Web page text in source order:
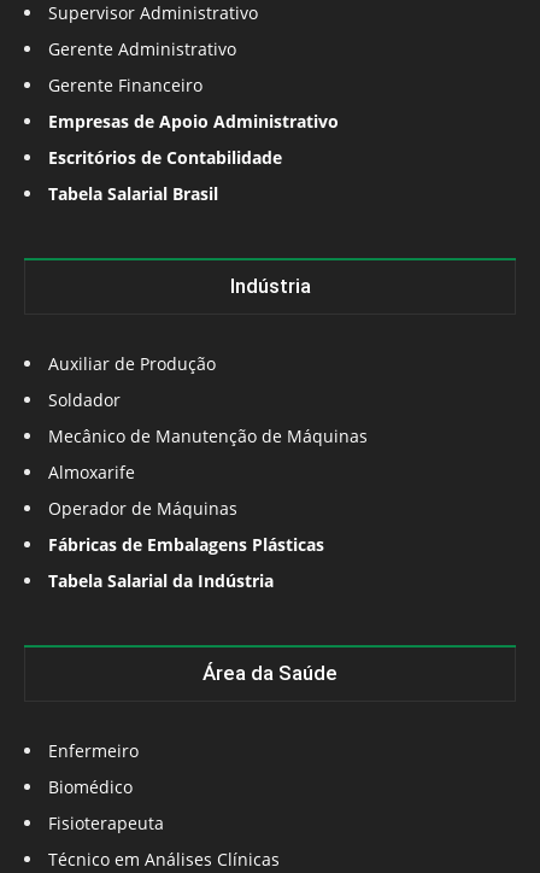
Supervisor Administrativo
Gerente Administrativo
Gerente Financeiro
Empresas de Apoio Administrativo
Escritórios de Contabilidade
Tabela Salarial Brasil
Indústria
Auxiliar de Produção
Soldador
Mecânico de Manutenção de Máquinas
Almoxarife
Operador de Máquinas
Fábricas de Embalagens Plásticas
Tabela Salarial da Indústria
Área da Saúde
Enfermeiro
Biomédico
Fisioterapeuta
Técnico em Análises Clínicas